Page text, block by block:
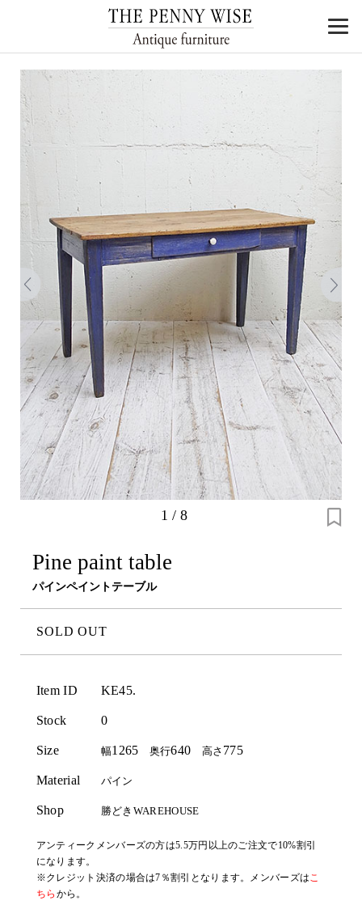
1 / 8
Pine paint table
パインペイントテーブル
SOLD OUT
Item ID KE45.
Stock 0
Size 幅1265 奥行640 高さ 775
Material パイン
Shop 勝どきWAREHOUSE
アンティークメンバーズの方は5.5万円以上のご注文で10%割引
になります。
※クレジット決済の場合は7％割引となります。メンバーズはこ
ちら から。